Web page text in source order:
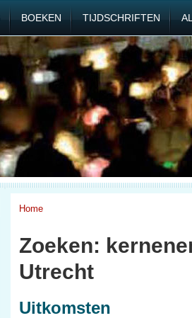
BOEKEN TIJDSCHRIFTEN
Home
Zoeken:
Utrecht
Uitkomsten